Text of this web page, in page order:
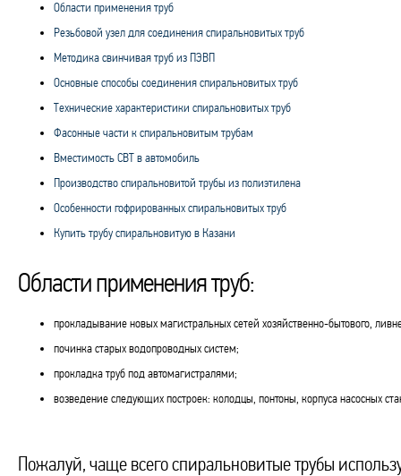
Области применения труб
Резьбовой узел для соединения спиральновитых труб
Методика свинчивая труб из ПЭВП
Основные способы соединения спиральновитых труб
Технические характеристики спиральновитых труб
Фасонные части к спиральновитым трубам
Вместимость СВТ в автомобиль
Производство спиральновитой трубы из полиэтилена
Особенности гофрированных спиральновитых труб
Купить трубу спиральновитую в Казани
Области применения труб:
прокладывание новых магистральных сетей хозяйственно-бытового,
починка старых водопроводных систем;
прокладка труб под автомагистралями;
возведение следующих построек: колодцы, понтоны, корпуса насосных
Пожалуй, чаще всего спиральновитые трубы